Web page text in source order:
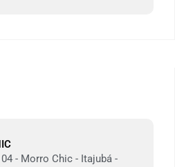
- Morro Chic - Itajubá -